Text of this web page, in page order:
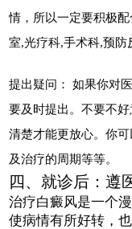
情，所以一定要积极
室,光疗科,手术科,预防
提出疑问： 如果你对
要及时提出。不要不
清楚才能更放心。你
及治疗的周期等等。
四、就诊后：遵
治疗白癜风是一个
使病情有所好转，